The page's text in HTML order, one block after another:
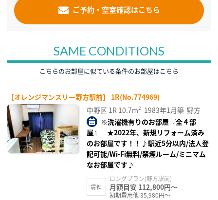
ご予約・空室確認はこちら
SAME CONDITIONS
こちらのお部屋に似ている条件のお部屋はこちら
【オレンジマンスリー野方駅前】 1R(No.774969)
中野区 1R 10.7m² 1983年1月築 野方
※洗濯機有りのお部屋『全４部
屋』 ★2022年、新規リフォーム済み
のお部屋です！！♪駅近5分以内/法人登
記可能/Wi-Fi無料/禁煙ルーム/ミニマム
なお部屋です♪
賃料
ロングプラン(野方駅前)
月額目安 112,800円～
初期費用他 35,980円～